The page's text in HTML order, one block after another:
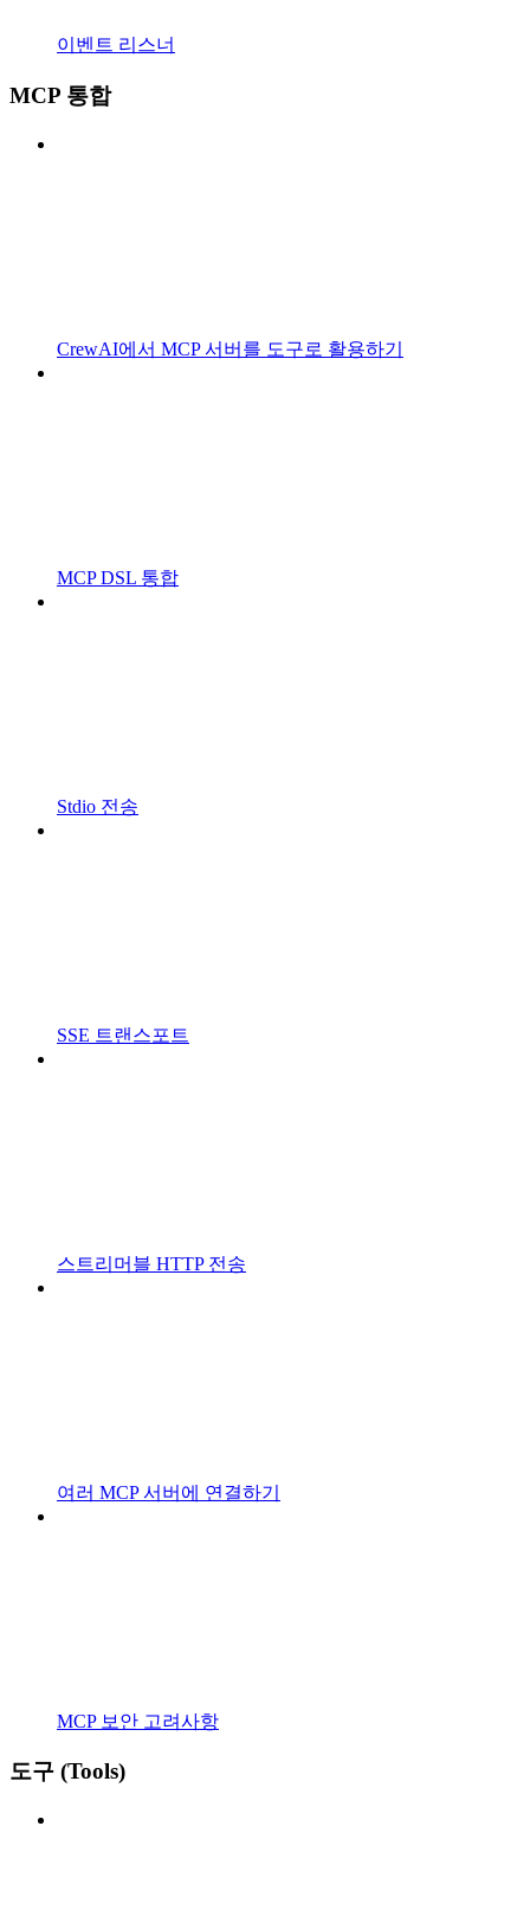
이벤트 리스너
MCP 통합
CrewAI에서 MCP 서버를 도구로 활용하기
MCP DSL 통합
Stdio 전송
SSE 트랜스포트
스트리머블 HTTP 전송
여러 MCP 서버에 연결하기
MCP 보안 고려사항
도구 (Tools)